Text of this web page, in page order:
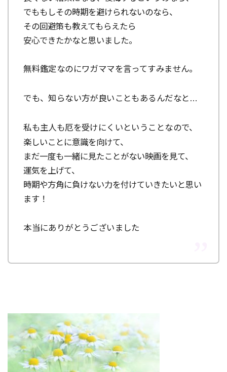
でももしその時期を避けられないのなら、
その回避策も教えてもらえたら
安心できたかなと思いました。
無料鑑定なのにワガママを言ってすみません。
でも、知らない方が良いこともあるんだなと…
私も主人も厄を受けにくいということなので、
楽しいことに意識を向けて、
まだ一度も一緒に見たことがない映画を見て、
運気を上げて、
時期や方角に負けない力を付けていきたいと思い
ます！
本当にありがとうございました